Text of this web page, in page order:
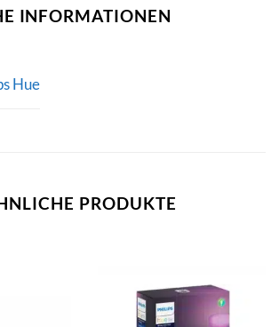
INFORMATIONEN
Hue
PRODUKTE